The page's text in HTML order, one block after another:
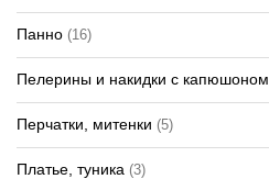
Панно (16)
Пелерины и накидки с капюшоном
Перчатки, митенки (5)
Платье, туника (3)